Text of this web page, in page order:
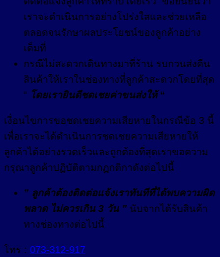
เราจะดำเนินการอย่างโปร่งใสและช่วยเหลือ
ตลอดจนรักษาผลประโยชน์ของลูกค้าอย่าง
เต็มที่
กรณีไม่สะดวกเดินทางมาที่ร้าน รบกวนส่งคืน
สินค้าให้เราในช่องทางที่ลูกค้าสะดวกโดยที่สุด
” โดยเรายินดีชดเชยค่าขนส่งให้“
เงื่อนไขการขอชดเชยความเสียหายในกรณีข้อ 3 นี้
เพื่อเราจะได้ดำเนินการชดเชยความเสียหายให้
ลูกค้าได้อย่างรวดเร็วและถูกต้องที่สุดเราขอความ
กรุณาลูกค้าปฏิบัติตามกฏกติกาดังต่อไปนี้
” ลูกค้าต้องติดต่อแจ้งเราทันทีที่ได้พบความผิด
พลาด ไม่ควรเกิน 3 วัน ” นับจากได้รับสินค้า
ทางช่องทางต่อไปนี้
โทร : 073-312-917